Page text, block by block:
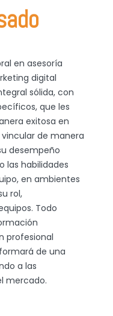
en asesoría
digital
sólida, con
que les
exitosa en
de manera
desempeño
las habilidades
en ambientes
rol,
Todo
profesional
de una
a las
mercado.